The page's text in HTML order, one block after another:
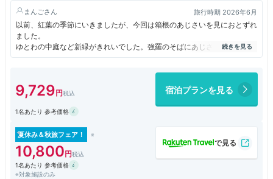
まんご 旅行時期 2026年6月
以前、紅葉の季節にいきましたが、今回は箱根のあじさいを見におとずれ
ました。
ゆとわの中庭など新緑がきれいでした。強羅のそばにあじさいは咲いてい
ますが、館内にあじさいはありませんでした。
ジや中庭を中心に集い、お気に入りの場所。コンドミニアム棟は、温泉が
楽しめるビューバスが付いたコンドミニアムタイプの宿泊施設です。自分
はホテル棟に宿泊。
す。
でもお願いしたら、フロントで温め対応してくるといわれました。
ドリンクバーがラウンジになり、それが充実していてたのしい。
無料のデザートのプリンがおいしかった。
9,729 宿泊プランを見る
1名あたり 参考価格
夏休み＆秋旅フェア！
10,800
1名あたり 参考価格
※対象施設のみ